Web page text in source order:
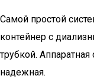
Самой простой
контейнер с
трубкой.
надежная.